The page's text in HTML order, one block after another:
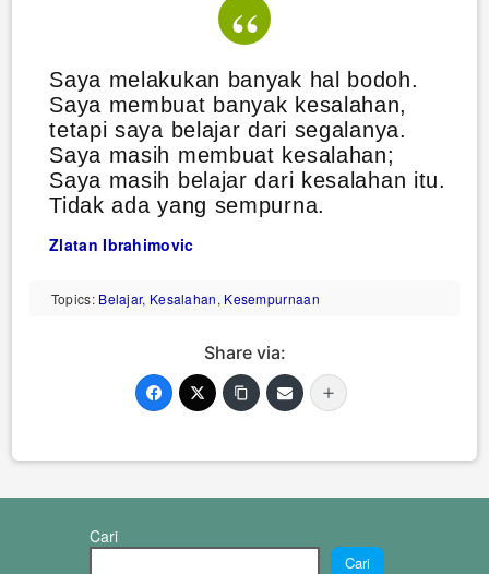
Saya melakukan banyak hal bodoh.
Saya membuat banyak kesalahan,
tetapi saya belajar dari segalanya.
Saya masih membuat kesalahan;
Saya masih belajar dari kesalahan itu.
Tidak ada yang sempurna.
Zlatan Ibrahimovic
Topics: Belajar, Kesalahan, Kesempurnaan
Share via:
Cari
Cari